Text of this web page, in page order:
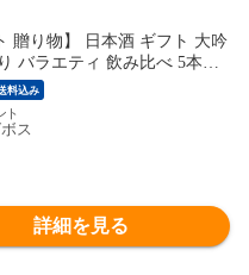
贈り物】 日本酒 ギフト 大吟
バラエティ 飲み比べ 5本セ
本 日本酒セット『OMS』
料無料】
料込み
ス
詳細を見る